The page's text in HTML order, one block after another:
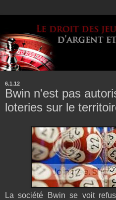
6.1.12
Bwin n'est pas
loteries sur le
La société Bwin se voit